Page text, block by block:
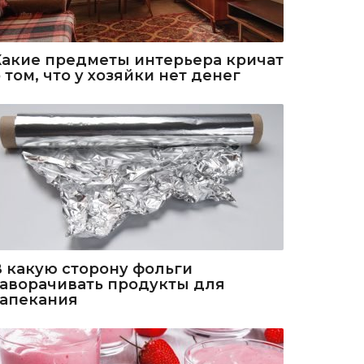
предметы интерьера кричат
том, что у хозяйки нет денег
какую сторону фольги
продукты для